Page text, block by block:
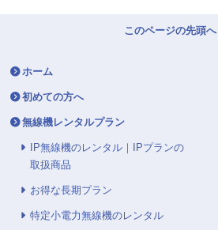
このページの先頭へ
ホーム
初めての方へ
無線機レンタルプラン
IP無線機のレンタル｜IPプランの
取扱商品
お得な長期プラン
特定小電力無線機のレンタル